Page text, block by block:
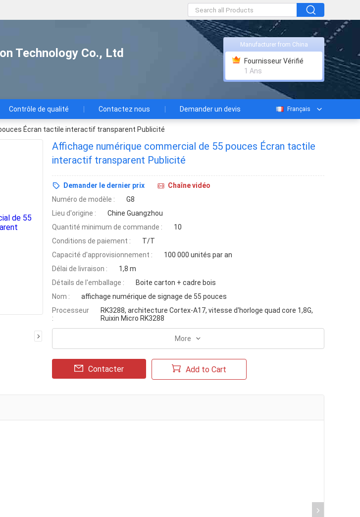
Technology Co., Ltd
Manufacturer from China
Fournisseur Vérifié
1 Ans
Contrôle de qualité Contactez nous Demander un devis Français
Écran tactile interactif transparent Publicité
Affichage numérique commercial de 55 pouces Écran tactile
interactif transparent Publicité
Demander le dernier prix
Chaîne vidéo
Numéro de modèle :
G8
Lieu d'origine :
Chine Guangzhou
Quantité minimum de commande :
10
Conditions de paiement :
T/T
Capacité d'approvisionnement :
100 000 unités par an
Délai de livraison :
1,8 m
Détails de l'emballage :
Boite carton + cadre bois
Nom :
affichage numérique de signage de 55 pouces
Processeur
:
RK3288, architecture Cortex-A17, vitesse d'horloge quad core 1,8G,
Ruixin Micro RK3288
More
Contacter Add to Cart